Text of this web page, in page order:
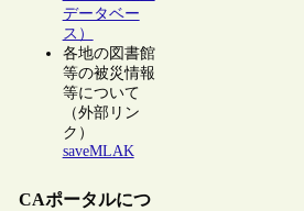
データベー
ス）
各地の図書館
等の被災情報
等について
（外部リン
ク）
saveMLAK
CAポータルにつ